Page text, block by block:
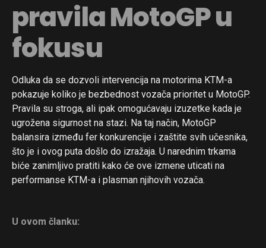
pravila MotoGP u
fokusu
Odluka da se dozvoli intervencija na motorima KTM-a
pokazuje koliko je bezbednost vozača prioritet u MotoGP.
Pravila su stroga, ali ipak omogućavaju izuzetke kada je
ugrožena sigurnost na stazi. Na taj način, MotoGP
balansira između fer konkurencije i zaštite svih učesnika,
što je i ovog puta došlo do izražaja. U narednim trkama
biće zanimljivo pratiti kako će ove izmene uticati na
performanse KTM-a i plasman njihovih vozača.
U ovom članku: